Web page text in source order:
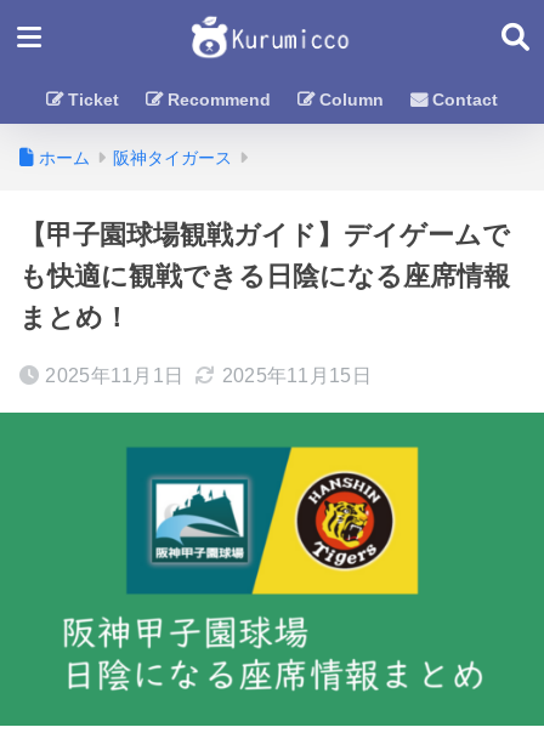
Ticket Recommend Column Contact
ホーム 阪神タイガース
【甲子園球場観戦ガイド】デイゲームで
も快適に観戦できる日陰になる座席情報
まとめ！
2025年11月1日 2025年11月15日